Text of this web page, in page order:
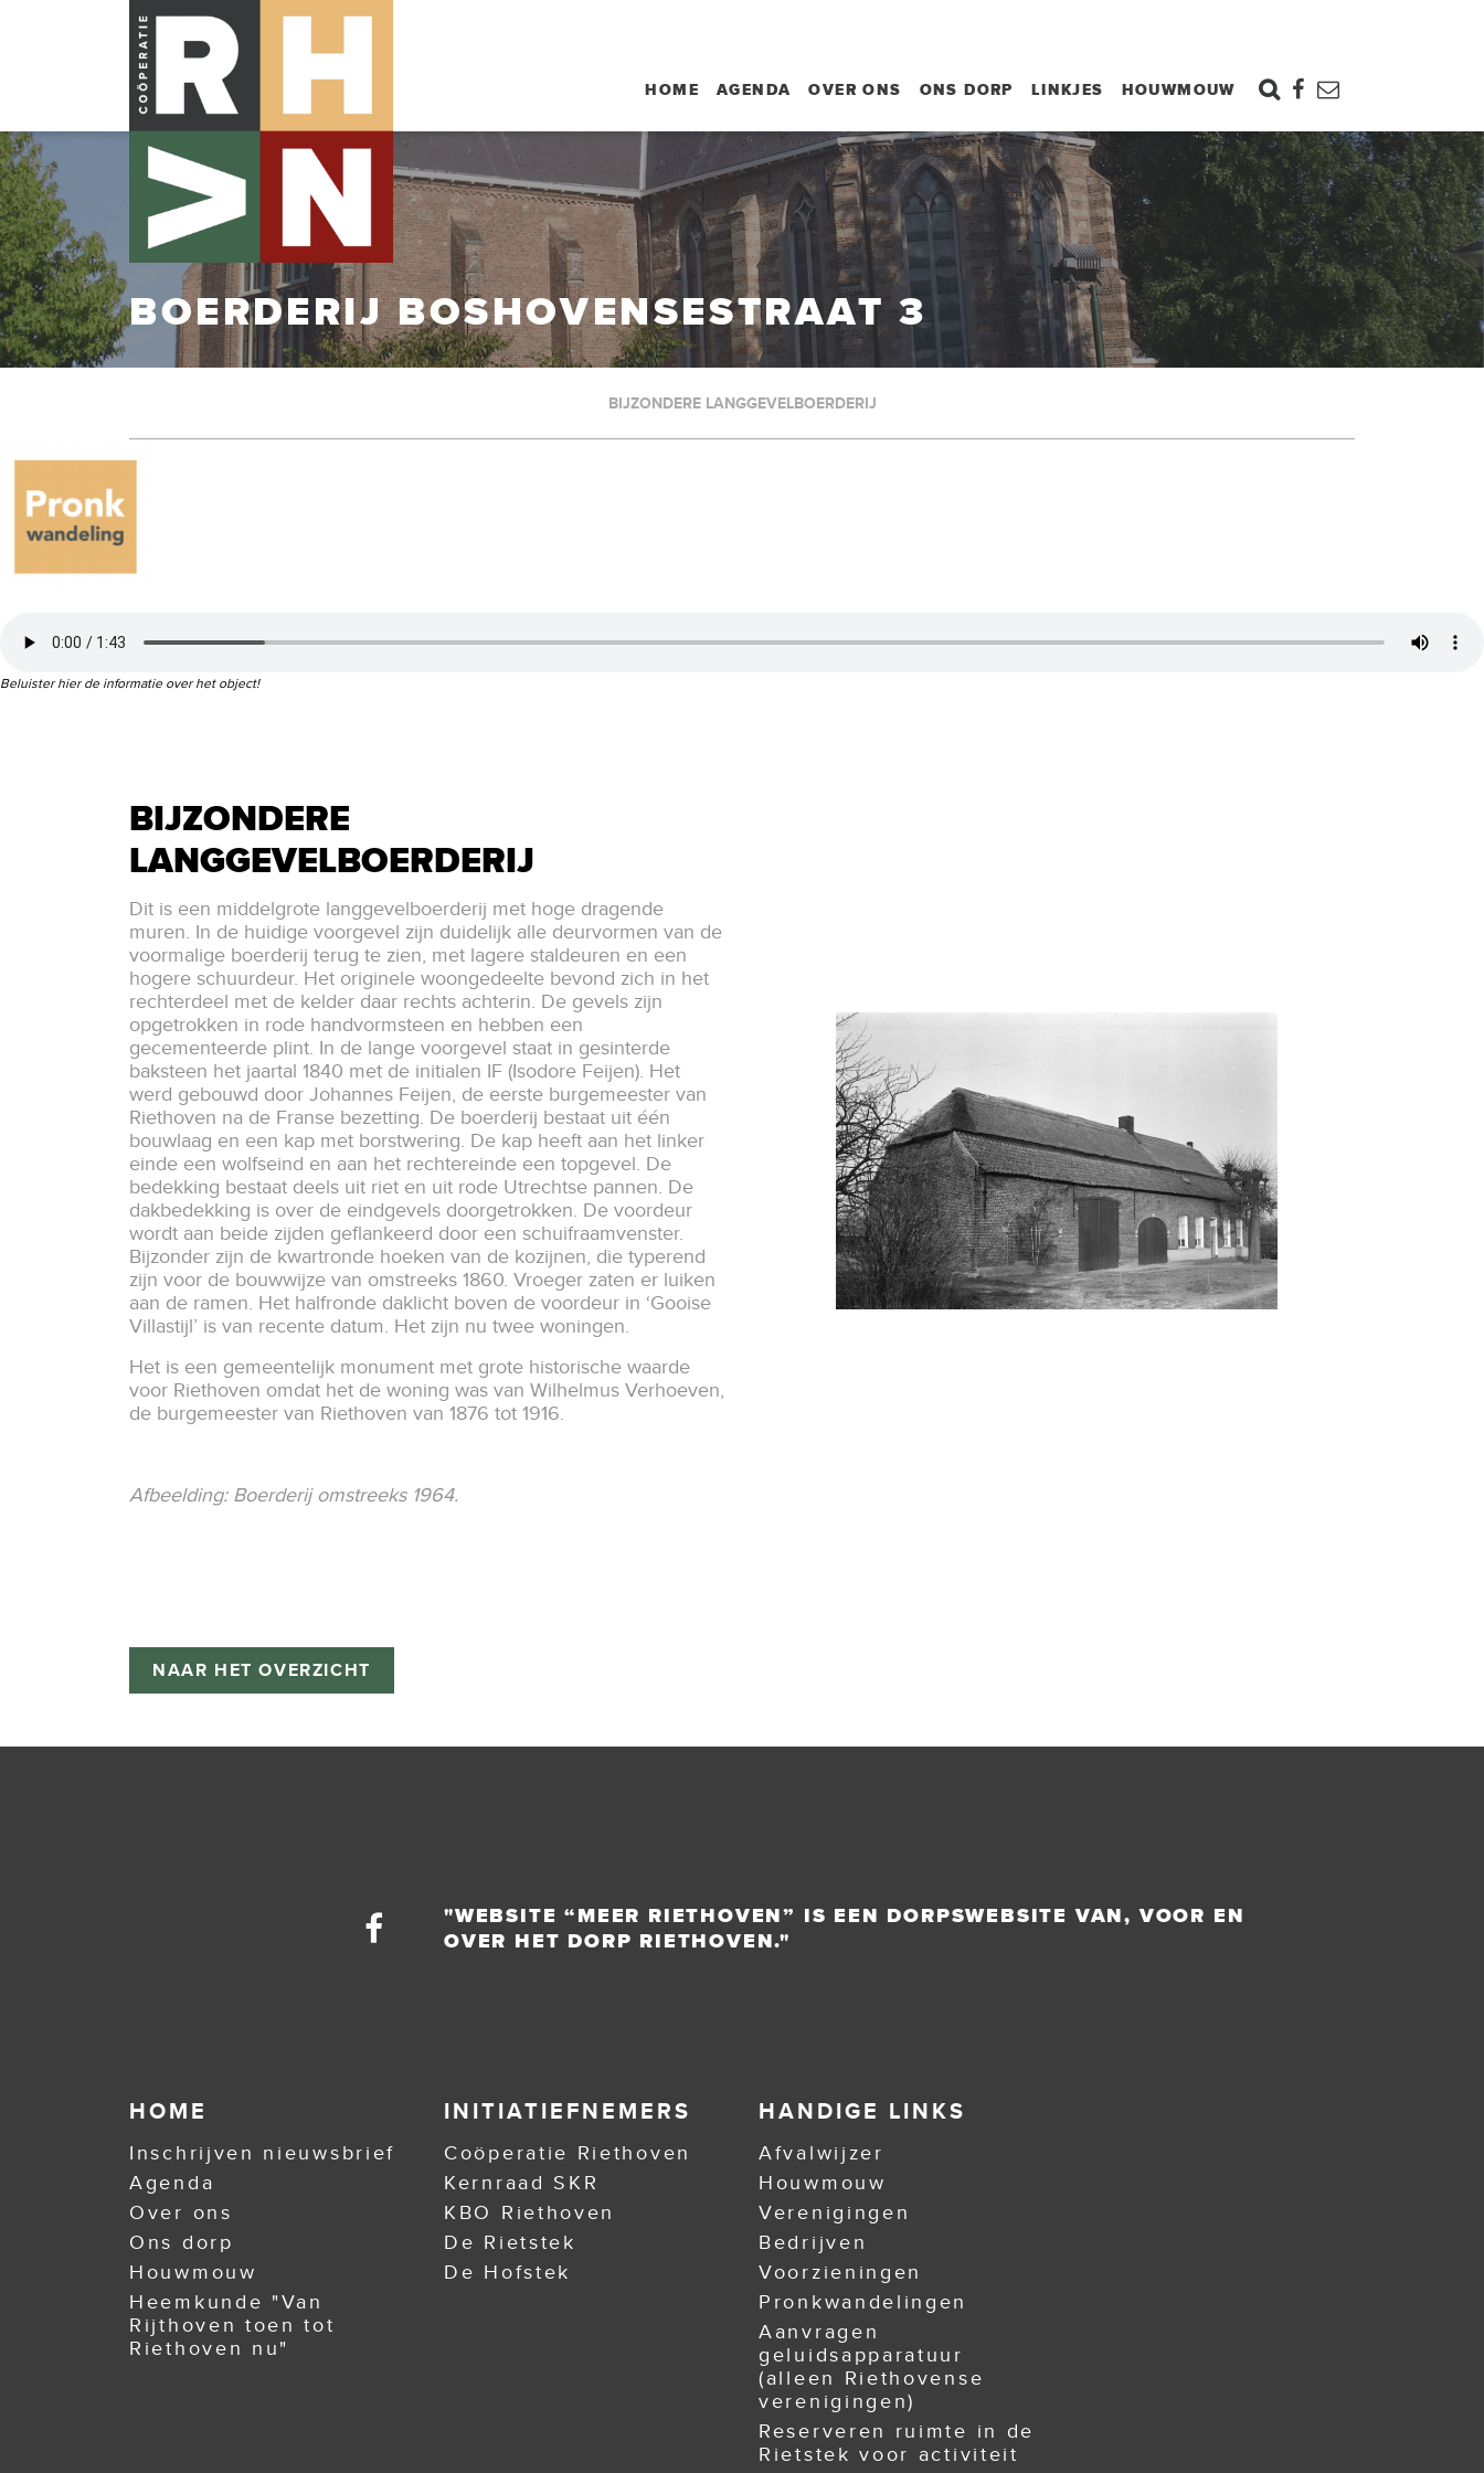
HOME AGENDA OVER ONS ONS DORP LINKJES HOUWMOUW
BOERDERIJ BOSHOVENSESTRAAT 3
BIJZONDERE LANGGEVELBOERDERIJ
Beluister hier de informatie over het object!
BIJZONDERE
LANGGEVELBOERDERIJ
Dit is een middelgrote langgevelboerderij met hoge dragende
muren. In de huidige voorgevel zijn duidelijk alle deurvormen van de
voormalige boerderij terug te zien, met lagere staldeuren en een
hogere schuurdeur. Het originele woongedeelte bevond zich in het
rechterdeel met de kelder daar rechts achterin. De gevels zijn
opgetrokken in rode handvormsteen en hebben een
gecementeerde plint. In de lange voorgevel staat in gesinterde
baksteen het jaartal 1840 met de initialen IF (Isodore Feijen). Het
werd gebouwd door Johannes Feijen, de eerste burgemeester van
Riethoven na de Franse bezetting. De boerderij bestaat uit één
bouwlaag en een kap met borstwering. De kap heeft aan het linker
einde een wolfseind en aan het rechtereinde een topgevel. De
bedekking bestaat deels uit riet en uit rode Utrechtse pannen. De
dakbedekking is over de eindgevels doorgetrokken. De voordeur
wordt aan beide zijden geflankeerd door een schuifraamvenster.
Bijzonder zijn de kwartronde hoeken van de kozijnen, die typerend
zijn voor de bouwwijze van omstreeks 1860. Vroeger zaten er luiken
aan de ramen. Het halfronde daklicht boven de voordeur in ‘Gooise
Villastijl’ is van recente datum. Het zijn nu twee woningen.
Het is een gemeentelijk monument met grote historische waarde
voor Riethoven omdat het de woning was van Wilhelmus Verhoeven,
de burgemeester van Riethoven van 1876 tot 1916.
Afbeelding: Boerderij omstreeks 1964.
NAAR HET OVERZICHT
"WEBSITE “MEER RIETHOVEN” IS EEN DORPSWEBSITE VAN, VOOR EN
OVER HET DORP RIETHOVEN."
HOME
Inschrijven nieuwsbrief
Agenda
Over ons
Ons dorp
Houwmouw
Heemkunde "Van
Rijthoven toen tot
Riethoven nu"
INITIATIEFNEMERS
Coöperatie Riethoven
Kernraad SKR
KBO Riethoven
De Rietstek
De Hofstek
HANDIGE LINKS
Afvalwijzer
Houwmouw
Verenigingen
Bedrijven
Voorzieningen
Pronkwandelingen
Aanvragen
geluidsapparatuur
(alleen Riethovense
verenigingen)
Reserveren ruimte in de
Rietstek voor activiteit